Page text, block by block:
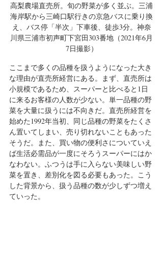
高梨農場直売所。旬の野菜が多く並ぶ。三浦
海岸駅から三崎口駅行きの京急バスに乗り換
え、バス停「半次」下車後、徒歩3分。神奈
川県三浦市初声町下宮田303番地（2021年6月
7日撮影）
ここまで多くの品種を扱うようになった大き
な理由が直売所経営にある。まず、直売所は
小規模であるため、スーパーと比べると1日
に来るお客様の人数が少ない。単一品種の野
菜を大量に扱うには不向きだ。直売所経営を
始めた1992年当初、同じ品種の野菜をたくさ
ん置いてしまい、売り切れないこともあった
そうだ。また、買い物の便利さについていえ
ば生活必需品が一度にそろうスーパーにはか
なわない。ふつうは手に入らない美味しい野
菜を置き、差別化を図る必要もあった。こう
した背景から、扱う品種の数が少しずつ増え
ていった。